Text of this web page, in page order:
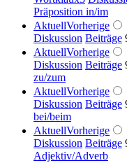
Präposition in/im
AktuellVorherige
Diskussion Beiträge
AktuellVorherige
Diskussion Beiträge
zu/zum
AktuellVorherige
Diskussion Beiträge
bei/beim
AktuellVorherige
Diskussion Beiträge
Adjektiv/Adverb